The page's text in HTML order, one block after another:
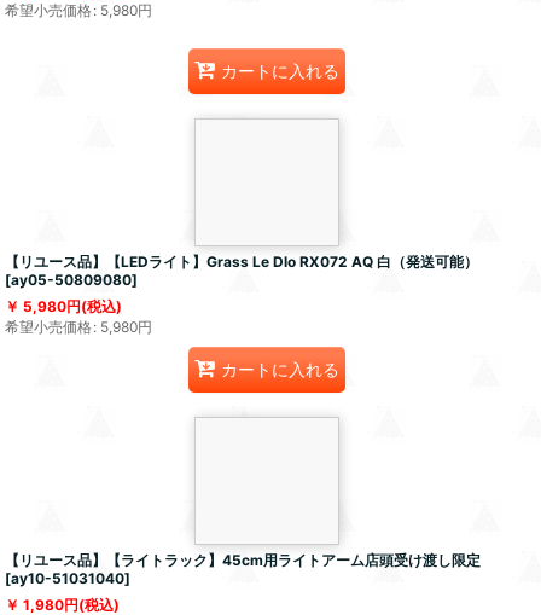
希望小売価格: 5,980円
カートに入れる
【リユース品】【LEDライト】Grass Le Dlo RX072 AQ 白（発送可能）
[ay05-50809080]
5,980円(税込)
希望小売価格: 5,980円
カートに入れる
【リユース品】【ライトラック】45cm用ライトアーム店頭受け渡し限定
[ay10-51031040]
1,980円(税込)